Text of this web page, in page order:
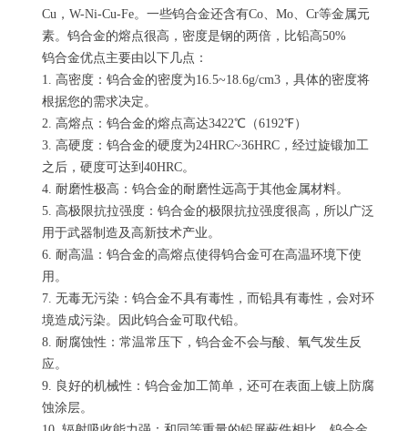
Cu，W-Ni-Cu-Fe。一些钨合金还含有Co、Mo、Cr等金属元
素。钨合金的熔点很高，密度是钢的两倍，比铅高50%
钨合金优点主要由以下几点：
1. 高密度：钨合金的密度为16.5~18.6g/cm3，具体的密度将
根据您的需求决定。
2. 高熔点：钨合金的熔点高达3422℃（6192℉）
3. 高硬度：钨合金的硬度为24HRC~36HRC，经过旋锻加工
之后，硬度可达到40HRC。
4. 耐磨性极高：钨合金的耐磨性远高于其他金属材料。
5. 高极限抗拉强度：钨合金的极限抗拉强度很高，所以广泛
用于武器制造及高新技术产业。
6. 耐高温：钨合金的高熔点使得钨合金可在高温环境下使
用。
7. 无毒无污染：钨合金不具有毒性，而铅具有毒性，会对环
境造成污染。因此钨合金可取代铅。
8. 耐腐蚀性：常温常压下，钨合金不会与酸、氧气发生反
应。
9. 良好的机械性：钨合金加工简单，还可在表面上镀上防腐
蚀涂层。